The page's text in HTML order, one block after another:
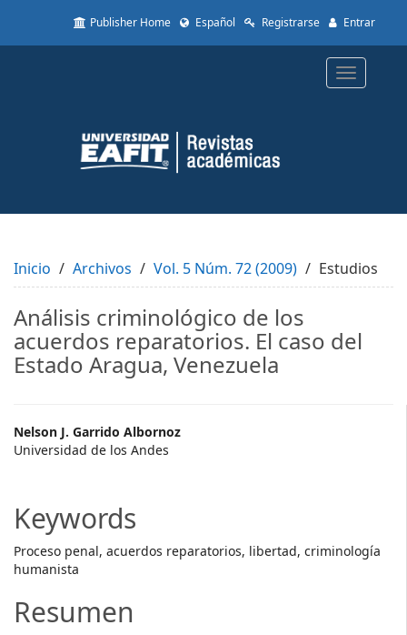
to
Content
Sidebar
Publisher Home Español Registrarse Entrar
Toggle
Inicio Archivos Vol. 5 Núm. 72 (2009) Estudios
Análisis criminológico de los
acuerdos reparatorios. El caso del
Estado Aragua, Venezuela
Main
Article
Nelson J. Garrido Albornoz
Universidad de los Andes
Keywords
Proceso penal, acuerdos reparatorios, libertad, criminología
humanista
Resumen